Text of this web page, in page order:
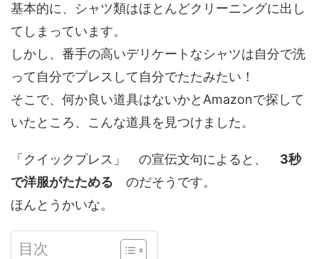
基本的に、シャツ類はほとんどクリーニングに出し
てしまっています。
しかし、番手の高いデリケートなシャツは自分で洗
って自分でプレスして自分でたたみたい！
そこで、何か良い道具はないかとAmazonで探して
いたところ、こんな道具を見つけました。
「クイックプレス」 の宣伝文句によると、 3秒
で洋服がたためる のだそうです。
ほんとうかいな。
目次